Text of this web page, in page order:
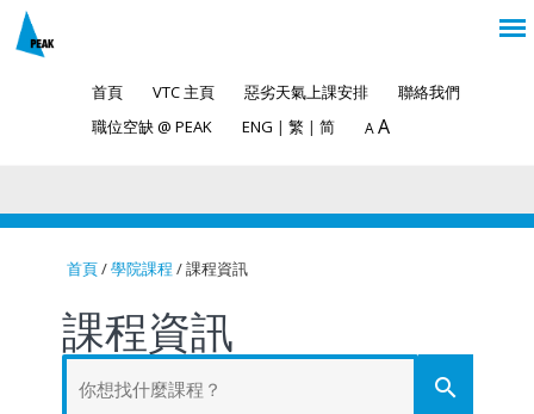
首頁 VTC 主頁 惡劣天氣上課安排
聯絡我們
職位空缺 @ PEAK
ENG | 繁 | 简 A A
You are here
首頁/學院課程 / 課程資訊
課程資訊
search